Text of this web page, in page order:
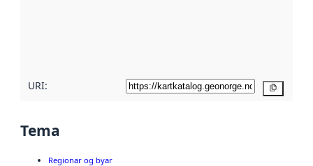
URI:
Tema
Regionar og byar